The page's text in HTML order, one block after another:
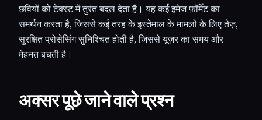
छवियों को टेक्स्ट में तुरंत बदल देता है। यह कई इमेज फ़ॉर्मेट का
समर्थन करता है, जिससे कई तरह के इस्तेमाल के मामलों के लिए तेज़,
सुरक्षित प्रोसेसिंग सुनिश्चित होती है, जिससे यूज़र का समय और
मेहनत बचती है।
अक्सर पूछे जाने वाले प्रश्न